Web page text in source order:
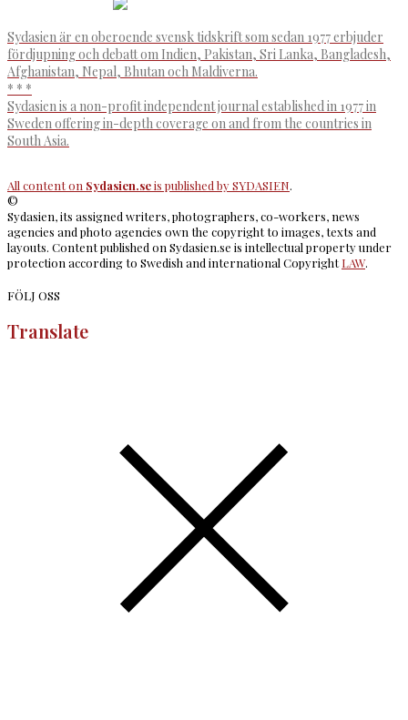
Sydasien är en oberoende svensk tidskrift som sedan 1977 erbjuder
fördjupning och debatt om Indien, Pakistan, Sri Lanka, Bangladesh,
Afghanistan, Nepal, Bhutan och Maldiverna.
* * *
Sydasien is a non-profit independent journal established in 1977 in
Sweden offering in-depth coverage on and from the countries in
South Asia.
All content on Sydasien.seis published bySYDASIEN.
©
Sydasien, its assigned writers, photographers, co-workers, news
agencies and photo agencies own the copyright to images, texts and
layouts. Content published on Sydasien.se is intellectual property under
protection according to Swedish and international CopyrightLAW.
FÖLJ OSS
Translate